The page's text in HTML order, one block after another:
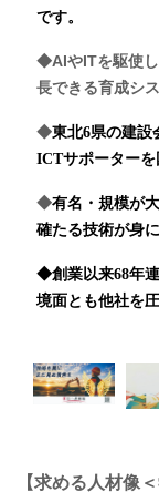
です。
◆AIやITを駆使し
長できる育成シ
◆東北6県の建設
ICTサポーターを
◆有名・規模が
確たる技術が身
◆創業以来68年
境面とも他社を
【求める人材像